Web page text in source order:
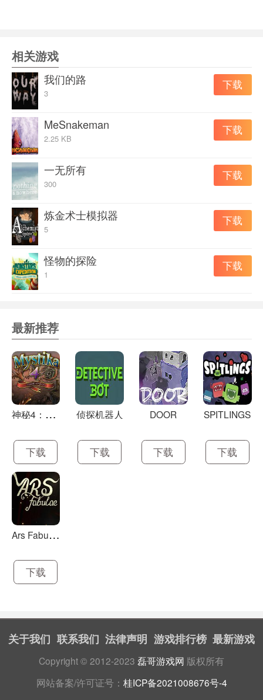
运行环境
Directx11.0/Directx11.0
CPU
显卡
相关游戏
我们的路
3
下载
MeSnakeman
2.25 KB
下载
一无所有
300
下载
炼金术士模拟器
5
下载
怪物的探险
1
下载
最新推荐
神
秘4：黑暗预兆
下载
侦探机器人
下载
DOOR
下载
SPITLINGS
下载
A
rs Fabulae
下载
关于我们 联系我们 法律声明 游戏排行榜 最新游戏
Copyright © 2012-2023 磊哥游戏网 版权所有
网站备案/许可证号： 桂ICP备2021008676号-4